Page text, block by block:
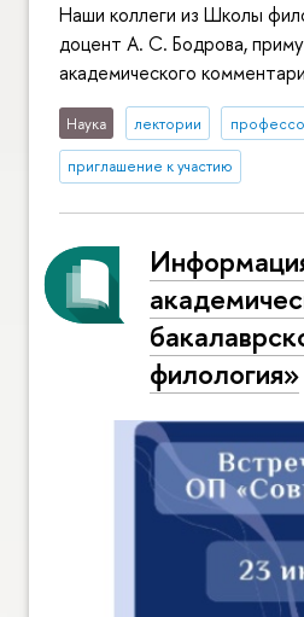
Наши коллеги из Школы
доцент А. С. Бодрова,
академического
Наука лектории
приглашение к участию
филология»